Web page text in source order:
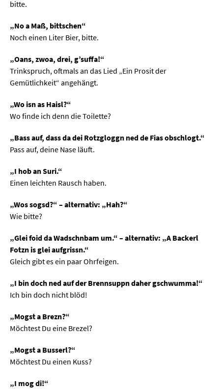
bitte.
„No a Maß, bittschen“
Noch einen Liter Bier, bitte.
„Oans, zwoa, drei, g’suffa!“
Trinkspruch, oftmals an das Lied „Ein Prosit der
Gemütlichkeit“ angehängt.
„Wo isn as Haisl?“
Wo finde ich denn die Toilette?
„Bass auf, dass da dei Rotzgloggn ned de Fias obschlogt.“
Pass auf, deine Nase läuft.
„I hob an Suri.“
Einen leichten Rausch haben.
„Wos sogsd?“ – alternativ: „Hah?“
Wie bitte?
„Glei foid da Wadschnbam um.“ – alternativ: „A Backerl
Fotzn is glei aufgrissn.“
Gleich gibt es ein paar Ohrfeigen.
„I bin doch ned auf der Brennsuppn daher gschwumma!“
Ich bin doch nicht blöd!
„Mogst a Brezn?“
Möchtest Du eine Brezel?
„Mogst a Busserl?“
Möchtest Du einen Kuss?
„I mog di!“